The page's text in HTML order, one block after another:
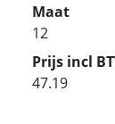
Maat
12
Prijs incl
47.19